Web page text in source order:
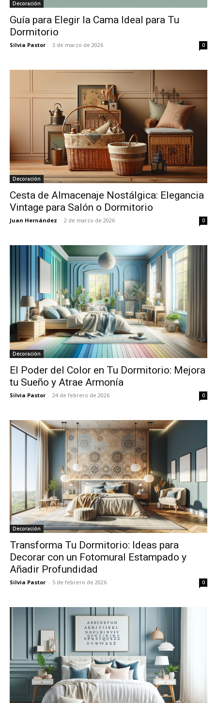
Decoración
Guía para Elegir la Cama Ideal para Tu
Dormitorio
Silvia Pastor - 3 de marzo de 2026 0
Decoración
Cesta de Almacenaje Nostálgica: Elegancia
Vintage para Salón o Dormitorio
Juan Hernández - 2 de marzo de 2026 0
Decoración
El Poder del Color en Tu Dormitorio: Mejora
tu Sueño y Atrae Armonía
Silvia Pastor - 24 de febrero de 2026 0
Decoración
Transforma Tu Dormitorio: Ideas para
Decorar con un Fotomural Estampado y
Añadir Profundidad
Silvia Pastor - 5 de febrero de 2026 0